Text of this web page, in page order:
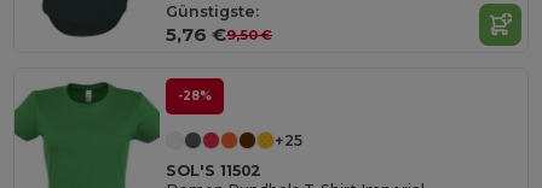
Günstigste:
5,76 €9,50 €
-28%
+25
SOL'S 11502